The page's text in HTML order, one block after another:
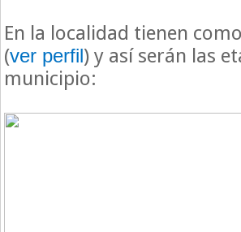
En la localidad tienen
(ver perfil) y así serán las
municipio: